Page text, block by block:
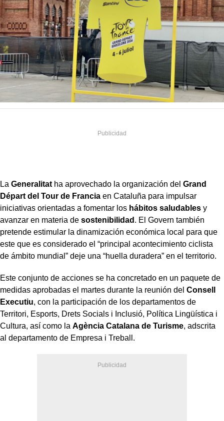
La Generalitat ha aprovechado la organización del Grand
Départ del Tour de Francia en Cataluña para impulsar
iniciativas orientadas a fomentar los hábitos saludables y
avanzar en materia de sostenibilidad . El Govern también
pretende estimular la dinamización económica local para que
este que es considerado el “principal acontecimiento ciclista
de ámbito mundial” deje una “huella duradera” en el territorio.
Este conjunto de acciones se ha concretado en un paquete de
medidas aprobadas el martes durante la reunión del Consell
Executiu, con la participación de los departamentos de
Territori, Esports, Drets Socials i Inclusió, Política Lingüística i
Cultura, así como la Agència Catalana de Turisme, adscrita
al departamento de Empresa i Treball.